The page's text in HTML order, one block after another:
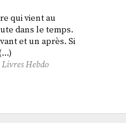
qui vient au
dans le temps.
et un après. Si
Livres Hebdo